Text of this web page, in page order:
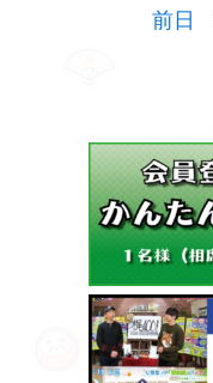
前日